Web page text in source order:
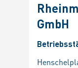
GmbH